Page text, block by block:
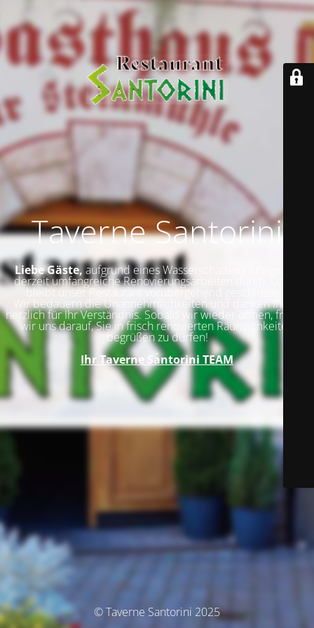
Taverne Santorini
Liebe Gäste,aufgrund eines Wasserschadens führen wir
derzeit umfangreiche Renovierungsarbeiten durch. Daher
bleibt unser Restaurant vorübergehend geschlossen.
Wir bedauern die Unannehmlichkeiten und danken Ihnen
herzlich für Ihr Verständnis. Sobald wir wieder öffnen, freuen
wir uns darauf, Sie in frisch renovierten Räumlichkeiten
begrüßen zu dürfen!
Ihr Taverne Santorini TEAM
© Taverne Santorini 2025